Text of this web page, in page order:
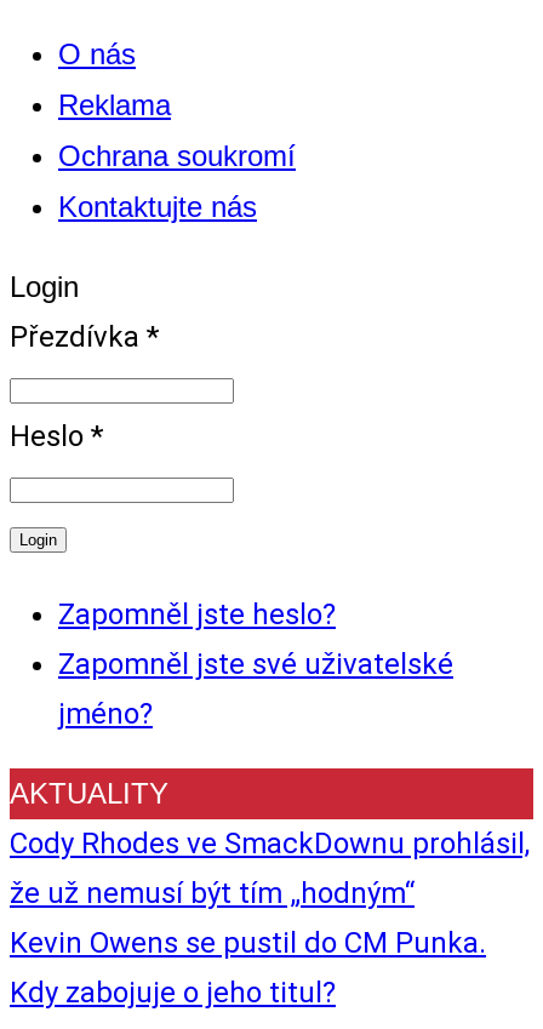
O nás
Reklama
Ochrana soukromí
Kontaktujte nás
Login
Přezdívka *
Heslo *
Zapomněl jste heslo?
Zapomněl jste své uživatelské
jméno?
AKTUALITY
Cody Rhodes ve SmackDownu prohlásil,
že už nemusí být tím „hodným“
Kevin Owens se pustil do CM Punka.
Kdy zabojuje o jeho titul?